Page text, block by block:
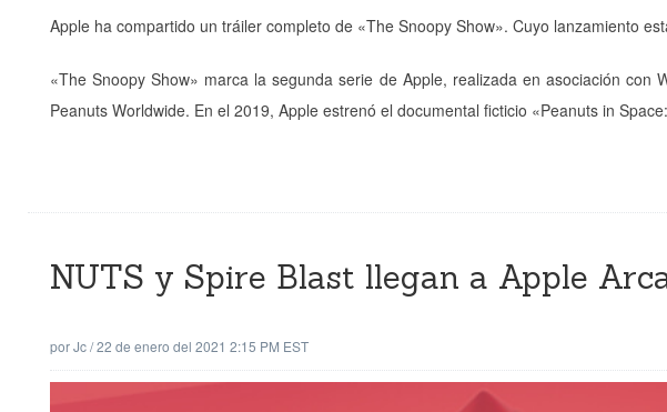
Apple ha compartido un tráiler completo de «The Snoopy Show». Cuyo lanzamiento
«The Snoopy Show» marca la segunda serie de Apple, realizada en asociación con
Peanuts Worldwide. En el 2019, Apple estrenó el documental ficticio «Peanuts in
NUTS y Spire Blast llegan a Apple
porJc/22 de enero del 2021 2:15 PM EST